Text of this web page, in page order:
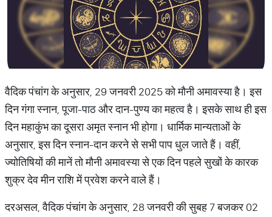
वैदिक पंचांग के अनुसार, 29 जनवरी 2025 को मौनी अमावस्या है। इस
दिन गंगा स्नान, पूजा-पाठ और दान-पुण्य का महत्व है। इसके साथ ही इस
दिन महाकुंभ का दूसरा अमृत स्नान भी होगा। धार्मिक मान्यताओं के
अनुसार, इस दिन स्नान-दान करने से सभी पाप धुल जाते हैं। वहीं,
ज्योतिषियों की मानें तो मौनी अमावस्या से एक दिन पहले सुखों के कारक
शुक्र देव मीन राशि में प्रवेश करने वाले हैं।
दरअसल, वैदिक पंचांग के अनुसार, 28 जनवरी की सुबह 7 बजकर 02